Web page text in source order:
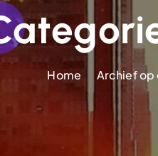
Home Archief